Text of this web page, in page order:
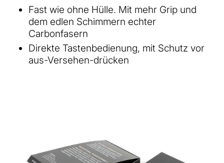
Fast wie ohne Hülle. Mit mehr Grip und
dem edlen Schimmern echter
Carbonfasern
Direkte Tastenbedienung, mit Schutz vor
aus-Versehen-drücken